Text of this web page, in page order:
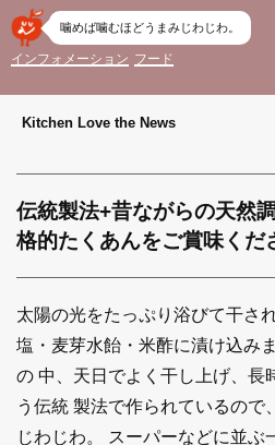
噛めば噛むほどうまみじわじわ。
インフォメーション フード
Kitchen Love the News
伝統製法+昔ながらの天然
格的たくあんをご賞味くだ
太陽の光をたっぷり浴びて干さ
塩・麦芽水飴・米酢に漬け込み
の 中、天日でよく干し上げ、長
う伝統 製法で作られているので
じわじわ。 スーパーなどに並ぶ